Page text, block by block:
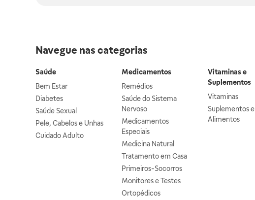
Navegue nas categorias
Saúde
Bem Estar
Diabetes
Saúde Sexual
Pele, Cabelos e Unhas
Cuidado Adulto
Medicamentos
Remédios
Saúde do Sistema
Nervoso
Medicamentos
Especiais
Medicina Natural
Tratamento em Casa
Primeiros-Socorros
Monitores e Testes
Ortopédicos
Vitaminas e
Suplementos
Vitaminas
Suplementos e
Alimentos